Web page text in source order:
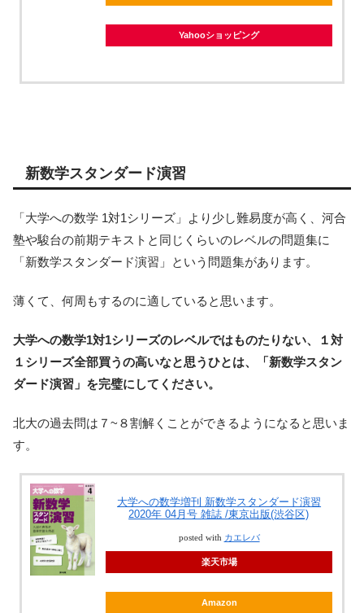
Yahooショッピング
新数学スタンダード演習
「大学への数学 1対1シリーズ」より少し難易度が高く、河合
塾や駿台の前期テキストと同じくらいのレベルの問題集に
「新数学スタンダード演習」という問題集があります。
薄くて、何周もするのに適していると思います。
大学への数学1対1シリーズのレベルではものたりない、１対
１シリーズ全部買うの高いなと思うひとは、「新数学スタン
ダード演習」を完璧にしてください。
北大の過去問は７~８割解くことができるようになると思いま
す。
大学への数学増刊 新数学スタンダード演習
2020年 04月号 雑誌 /東京出版(渋谷区)
posted with カエレバ
楽天市場
Amazon